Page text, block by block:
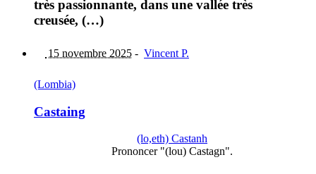
très passionnante, dans une vallée très
creusée, (…)
15 novembre 2025 - Vincent P.
(Lombia)
Castaing
(lo,eth) Castanh
Prononcer "(lou) Castagn".